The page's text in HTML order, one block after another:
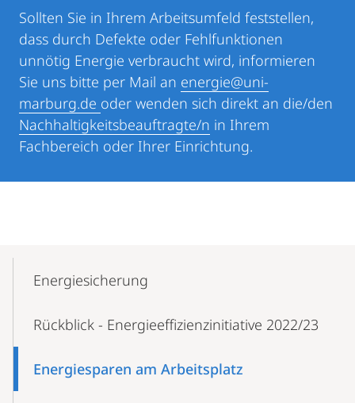
Sollten Sie in Ihrem Arbeitsumfeld feststellen,
dass durch Defekte oder Fehlfunktionen
unnötig Energie verbraucht wird, informieren
Sie uns bitte per Mail an energie@uni-
marburg.de oder wenden sich direkt an die/den
Nachhaltigkeitsbeauftragte/n in Ihrem
Fachbereich oder Ihrer Einrichtung.
NavigationEnergie­sicherung
Rückblick - Energieeffizienzinitiative 2022/23
Energiesparen am Arbeitsplatz